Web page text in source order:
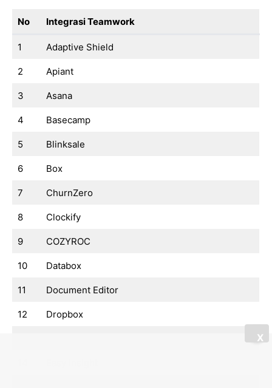
No Integrasi Teamwork
1 Adaptive Shield
2 Apiant
3 Asana
4 Basecamp
5 Blinksale
6 Box
7 ChurnZero
8 Clockify
9 COZYROC
10 Databox
11 Document Editor
12 Dropbox
X